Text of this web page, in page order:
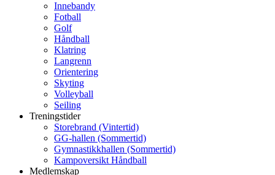
Innebandy
Fotball
Golf
Håndball
Klatring
Langrenn
Orientering
Skyting
Volleyball
Seiling
Treningstider
Storebrand (Vintertid)
GG-hallen (Sommertid)
Gymnastikkhallen (Sommertid)
Kampoversikt Håndball
Medlemskap